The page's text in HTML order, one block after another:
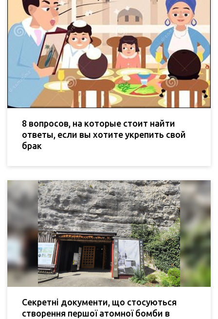
8 вопросов, на которые стоит найти
ответы, если вы хотите укрепить свой
брак
Секретні документи, що стосуються
створення першої атомної бомби в